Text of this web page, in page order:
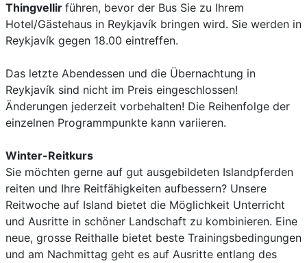
Thingvellir führen, bevor der Bus Sie zu Ihrem
Hotel/Gästehaus in Reykjavík bringen wird. Sie werden in
Reykjavík gegen 18.00 eintreffen.
Das letzte Abendessen und die Übernachtung in
Reykjavík sind nicht im Preis eingeschlossen!
Änderungen jederzeit vorbehalten! Die Reihenfolge der
einzelnen Programmpunkte kann variieren.
Winter-Reitkurs
Sie möchten gerne auf gut ausgebildeten Islandpferden
reiten und Ihre Reitfähigkeiten aufbessern? Unsere
Reitwoche auf Island bietet die Möglichkeit Unterricht
und Ausritte in schöner Landschaft zu kombinieren. Eine
neue, grosse Reithalle bietet beste Trainingsbedingungen
und am Nachmittag geht es auf Ausritte entlang des